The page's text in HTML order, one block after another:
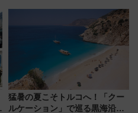
プン。もつ鍋風など限定メニュ
猛暑の夏こそトルコへ！「クー
ルケーション」で巡る黒海沿岸